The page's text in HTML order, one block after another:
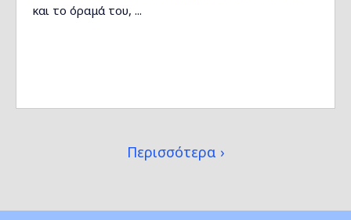
και το όραμά του, ...
Περισσότερα